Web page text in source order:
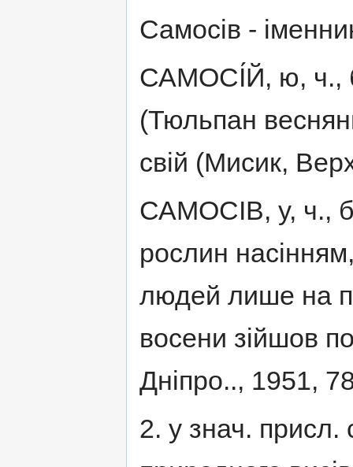
Самосів -
САМОСІ́Й, ю, ч.,
(Тюльпан
свій (Мисик,
САМОСІВ, у, ч.,
рослин
людей лише на
восени зійшов
Дніпро.., 1951,
2. у знач. присл.